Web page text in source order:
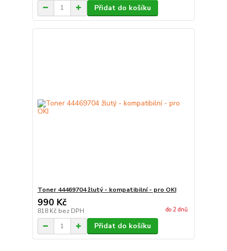
Přidat do košíku
Toner 44469704 žlutý - kompatibilní - pro OKI
990 Kč
818 Kč bez DPH do 2 dnů
Přidat do košíku